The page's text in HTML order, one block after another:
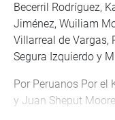
Becerril Rodríguez,
Jiménez, Wuiliam
Villarreal de Vargas,
Segura Izquierdo y
Por Peruanos Por el
y Juan Sheput